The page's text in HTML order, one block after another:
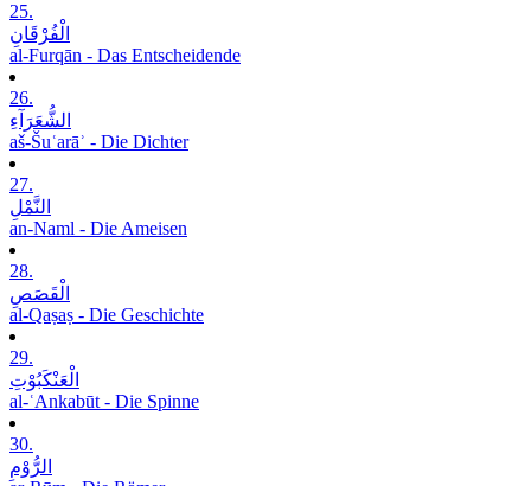
25.
الْفُرْقَانِ
al-Furqān - Das Entscheidende
26.
الشُّعَرَآءِ
aš-Šuʿarāʾ - Die Dichter
27.
النَّمْلِ
an-Naml - Die Ameisen
28.
الْقَصَصِ
al-Qaṣaṣ - Die Geschichte
29.
الْعَنْکَبُوْتِ
al-ʿAnkabūt - Die Spinne
30.
الرُّوْمِ